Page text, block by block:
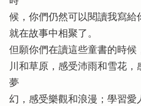
候，你們仍然可以閱讀我寫給
就在故事中相聚了。
但願你們在讀這些童書的時候
川和草原，感受沛雨和雪花
夢
幻，感受樂觀和浪漫；學習愛